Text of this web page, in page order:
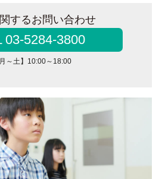
するお問い合わせ
03-5284-3800
月～土】10:00～18:00